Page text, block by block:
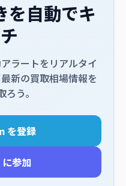
を自動でキ
ラートをリアルタイ
新の買取相場情報を
う。
を登録
参加